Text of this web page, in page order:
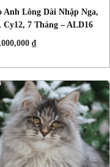
Anh Lông Dài Nhập Nga,
Cy12, 7 Tháng – ALD16
₫